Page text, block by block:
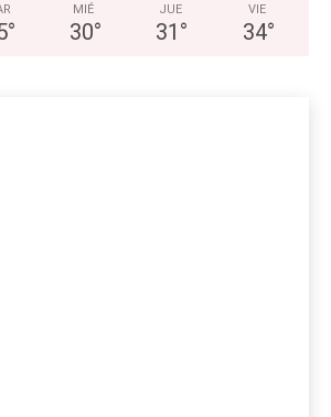
°
MIÉ
30°
JUE
31 °
VIE
34°